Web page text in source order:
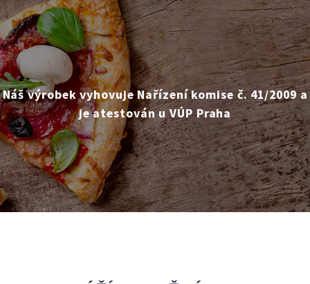
Náš výrobek vyhovuje Nařízení komise č. 41/2009 a
je atestován u VÚP Praha